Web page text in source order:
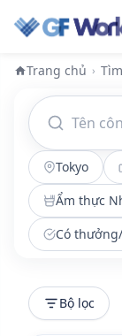
Trang chủ ›
Tokyo
Ẩm thực
Có
Bộ lọc